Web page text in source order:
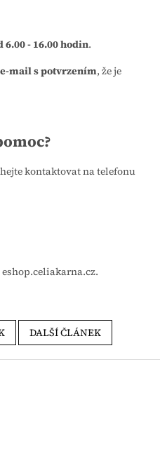
6.00 - 16.00 hodin.
e-mail s potvrzením, že je
kontaktovat na telefonu
DALŠÍ ČLÁNEK